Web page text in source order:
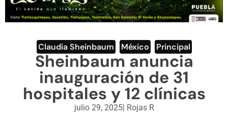
DEPORTES
ENGLISH SECTION
VIDEOS
Claudia Sheinbaum México Principal
Sheinbaum anuncia
inauguración de 31
hospitales y 12 clínicas
julio 29, 2025| Rojas R